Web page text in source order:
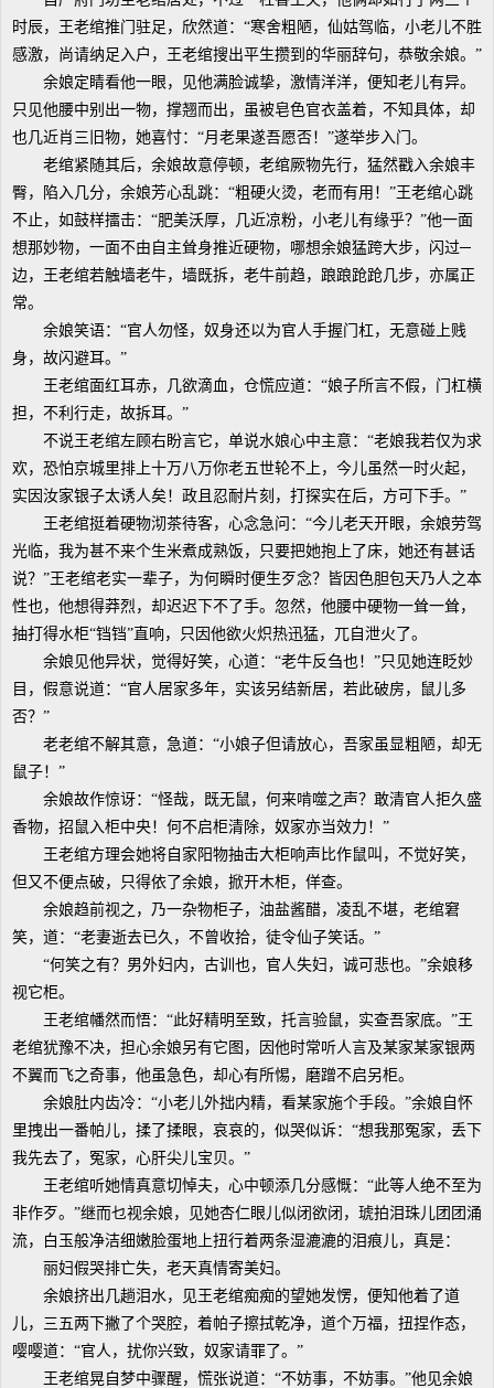
时辰，王老绾推门驻足，欣然道：“寒舍粗陋，仙姑驾临，小老儿不胜
感激，尚请纳足入户，王老绾搜出平生攒到的华丽辞句，恭敬余娘。”
余娘定睛看他一眼，见他满脸诚挚，激情洋洋，便知老儿有异。
只见他腰中别出一物，撑翘而出，虽被皂色官衣盖着，不知具体，却
也几近肖三旧物，她喜忖：“月老果遂吾愿否！”遂举步入门。
老绾紧随其后，余娘故意停顿，老绾厥物先行，猛然戳入余娘丰
臀，陷入几分，余娘芳心乱跳：“粗硬火烫，老而有用！”王老绾心跳
不止，如鼓样擂击：“肥美沃厚，几近凉粉，小老儿有缘乎？”他一面
想那妙物，一面不由自主耸身推近硬物，哪想余娘猛跨大步，闪过─
边，王老绾若触墙老牛，墙既拆，老牛前趋，踉踉跄跄几步，亦属正
常。
余娘笑语：“官人勿怪，奴身还以为官人手握门杠，无意碰上贱
身，故闪避耳。”
王老绾面红耳赤，几欲滴血，仓慌应道：“娘子所言不假，门杠横
担，不利行走，故拆耳。”
不说王老绾左顾右盼言它，单说水娘心中主意：“老娘我若仅为求
欢，恐怕京城里排上十万八万你老五世轮不上，今儿虽然一时火起，
实因汝家银子太诱人矣！政且忍耐片刻，打探实在后，方可下手。”
王老绾挺着硬物沏茶待客，心念急问：“今儿老天开眼，余娘劳驾
光临，我为甚不来个生米煮成熟饭，只要把她抱上了床，她还有甚话
说？”王老绾老实一辈子，为何瞬时便生歹念？皆因色胆包天乃人之本
性也，他想得莽烈，却迟迟下不了手。忽然，他腰中硬物一耸一耸，
抽打得水柜“铛铛”直响，只因他欲火炽热迅猛，兀自泄火了。
余娘见他异状，觉得好笑，心道：“老牛反刍也！”只见她连眨妙
目，假意说道：“官人居家多年，实该另结新居，若此破房，鼠儿多
否？”
老老绾不解其意，急道：“小娘子但请放心，吾家虽显粗陋，却无
鼠子！”
余娘故作惊讶：“怪哉，既无鼠，何来啃噬之声？敢清官人拒久盛
香物，招鼠入柜中央！何不启柜清除，奴家亦当效力！”
王老绾方理会她将自家阳物抽击大柜响声比作鼠叫，不觉好笑，
但又不便点破，只得依了余娘，掀开木柜，佯查。
余娘趋前视之，乃一杂物柜子，油盐酱醋，凌乱不堪，老绾窘
笑，道：“老妻逝去已久，不曾收拾，徒令仙子笑话。”
“何笑之有？男外妇内，古训也，官人失妇，诚可悲也。”余娘移
视它柜。
王老绾幡然而悟：“此好精明至致，托言验鼠，实查吾家底。”王
老绾犹豫不决，担心余娘另有它图，因他时常听人言及某家某家银两
不翼而飞之奇事，他虽急色，却心有所惕，磨蹭不启另柜。
余娘肚内齿冷：“小老儿外拙内精，看某家施个手段。”余娘自怀
里拽出一番帕儿，揉了揉眼，哀哀的，似哭似诉：“想我那冤家，丢下
我先去了，冤家，心肝尖儿宝贝。”
王老绾听她情真意切悼夫，心中顿添几分感慨：“此等人绝不至为
非作歹。”继而乜视余娘，见她杏仁眼儿似闭欲闭，琥拍泪珠儿团团涌
流，白玉般净洁细嫩脸蛋地上扭行着两条湿漉漉的泪痕儿，真是：
丽妇假哭排亡失，老天真情寄美妇。
余娘挤出几趟泪水，见王老绾痴痴的望她发愣，便知他着了道
儿，三五两下撇了个哭腔，着帕子擦拭乾净，道个万福，扭捏作态，
嘤嘤道：“官人，扰你兴致，奴家请罪了。”
王老绾晃自梦中骤醒，慌张说道：“不妨事，不妨事。”他见余娘